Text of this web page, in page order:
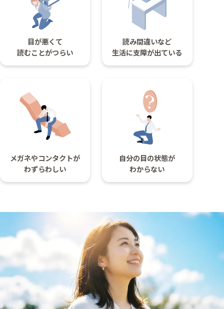
学会発表 / 論文 /
報道・メディア出演
ホーム
採用情報
サイトマップ
手術キャンセルポリシー
迷惑行為に対するの当院の対応に関して
初診時における情報開示に関して
当医院への営業の窓口について
目が悪くて
読むことがつらい
読み間違いなど
生活に支障が出ている
メガネやコンタクトが
わずらわしい
自分の目の状態が
わからない